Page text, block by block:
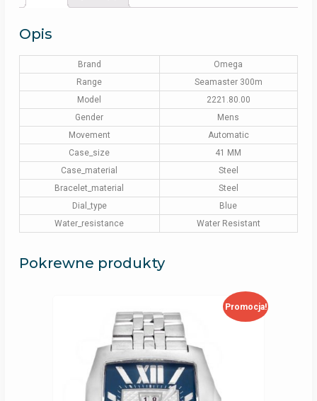
Opis
Brand
Omega
Range
Seamaster 300m
Model
2221.80.00
Gender
Mens
Movement
Automatic
Case_size
41 MM
Case_material
Steel
Bracelet_material
Steel
Dial_type
Blue
Water_resistance
Water Resistant
Pokrewne produkty
Promocja!